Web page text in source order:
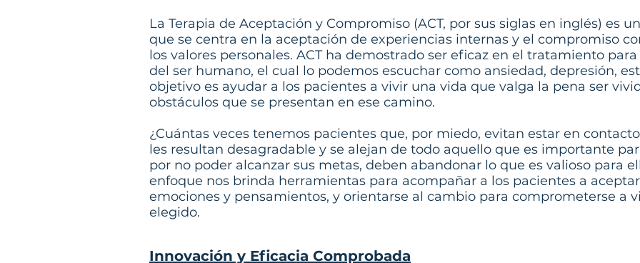
La Terapia de Aceptación y Compromiso (ACT, por sus siglas en inglés) es
que se centra en la aceptación de experiencias internas y el compromiso
los valores personales. ACT ha demostrado ser eficaz en el tratamiento
del ser humano, el cual lo podemos escuchar como ansiedad, depresión,
objetivo es ayudar a los pacientes a vivir una vida que valga la pena ser
obstáculos que se presentan en ese camino.
¿Cuántas veces tenemos pacientes que, por miedo, evitan estar en
les resultan desagradable y se alejan de todo aquello que es importante
por no poder alcanzar sus metas, deben abandonar lo que es valioso para
enfoque nos brinda herramientas para acompañar a los pacientes a
emociones y pensamientos, y orientarse al cambio para comprometerse a
elegido.
Innovación y Eficacia Comprobada